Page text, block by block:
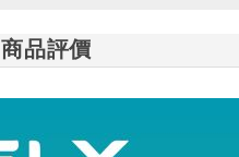
商品評價